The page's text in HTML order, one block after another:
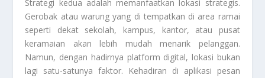
Strategi kedua adalah memanfaatkan lokasi strategis.
Gerobak atau warung yang di tempatkan di area ramai
seperti dekat sekolah, kampus, kantor, atau pusat
keramaian akan lebih mudah menarik pelanggan.
Namun, dengan hadirnya platform digital, lokasi bukan
lagi satu-satunya faktor. Kehadiran di aplikasi pesan